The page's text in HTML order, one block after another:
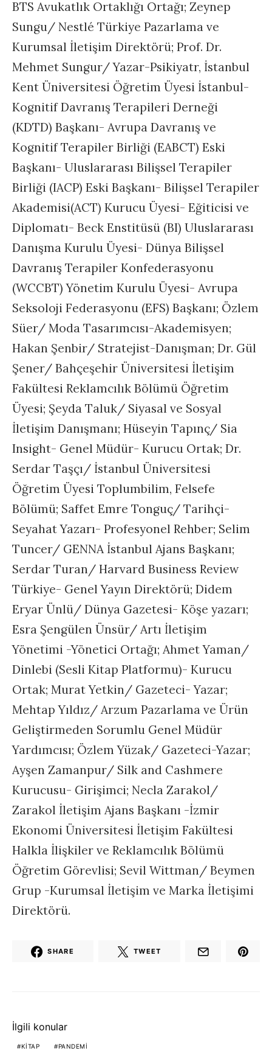
BTS Avukatlık Ortaklığı Ortağı; Zeynep
Sungu/ Nestlé Türkiye Pazarlama ve
Kurumsal İletişim Direktörü; Prof. Dr.
Mehmet Sungur/ Yazar-Psikiyatr, İstanbul
Kent Üniversitesi Öğretim Üyesi İstanbul-
Kognitif Davranış Terapileri Derneği
(KDTD) Başkanı- Avrupa Davranış ve
Kognitif Terapiler Birliği (EABCT) Eski
Başkanı- Uluslararası Bilişsel Terapiler
Birliği (IACP) Eski Başkanı- Bilişsel Terapiler
Akademisi(ACT) Kurucu Üyesi- Eğiticisi ve
Diplomatı- Beck Enstitüsü (BI) Uluslararası
Danışma Kurulu Üyesi- Dünya Bilişsel
Davranış Terapiler Konfederasyonu
(WCCBT) Yönetim Kurulu Üyesi- Avrupa
Seksoloji Federasyonu (EFS) Başkanı; Özlem
Süer/ Moda Tasarımcısı-Akademisyen;
Hakan Şenbir/ Stratejist-Danışman; Dr. Gül
Şener/ Bahçeşehir Üniversitesi İletişim
Fakültesi Reklamcılık Bölümü Öğretim
Üyesi; Şeyda Taluk/ Siyasal ve Sosyal
İletişim Danışmanı; Hüseyin Tapınç/ Sia
Insight- Genel Müdür- Kurucu Ortak; Dr.
Serdar Taşçı/ İstanbul Üniversitesi
Öğretim Üyesi Toplumbilim, Felsefe
Bölümü; Saffet Emre Tonguç/ Tarihçi-
Seyahat Yazarı- Profesyonel Rehber; Selim
Tuncer/ GENNA İstanbul Ajans Başkanı;
Serdar Turan/ Harvard Business Review
Türkiye- Genel Yayın Direktörü; Didem
Eryar Ünlü/ Dünya Gazetesi- Köşe yazarı;
Esra Şengülen Ünsür/ Artı İletişim
Yönetimi -Yönetici Ortağı; Ahmet Yaman/
Dinlebi (Sesli Kitap Platformu)- Kurucu
Ortak; Murat Yetkin/ Gazeteci- Yazar;
Mehtap Yıldız/ Arzum Pazarlama ve Ürün
Geliştirmeden Sorumlu Genel Müdür
Yardımcısı; Özlem Yüzak/ Gazeteci-Yazar;
Ayşen Zamanpur/ Silk and Cashmere
Kurucusu- Girişimci; Necla Zarakol/
Zarakol İletişim Ajans Başkanı -İzmir
Ekonomi Üniversitesi İletişim Fakültesi
Halkla İlişkiler ve Reklamcılık Bölümü
Öğretim Görevlisi; Sevil Wittman/ Beymen
Grup -Kurumsal İletişim ve Marka İletişimi
Direktörü.
SHARE TWEET
İlgili konular
KITAP PANDEMI